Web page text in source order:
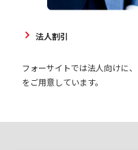
法人割引
フォーサイトでは法人向けに
をご用意しています。